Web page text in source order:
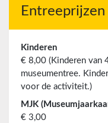
Entreeprijzen
Kinderen
€ 8,00 (Kinderen van
museumentree.
voor de activiteit.)
MJK
€ 3,00